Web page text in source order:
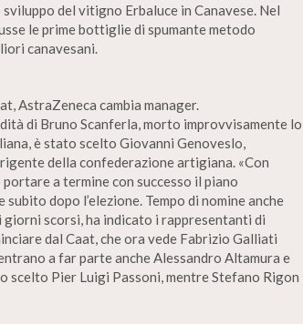
del vitigno Erbaluce in Canavese. Nel
le prime bottiglie di spumante metodo
canavesani.
AstraZeneca cambia manager.
di Bruno Scanferla, morto improvvisamente lo
è stato scelto Giovanni Genoveslo,
della confederazione artigiana. «Con
a termine con successo il piano
dopo l’elezione. Tempo di nomine anche
giorni scorsi, ha indicato i rappresentanti di
dal Caat, che ora vede Fabrizio Galliati
a far parte anche Alessandro Altamura e
Pier Luigi Passoni, mentre Stefano Rigon